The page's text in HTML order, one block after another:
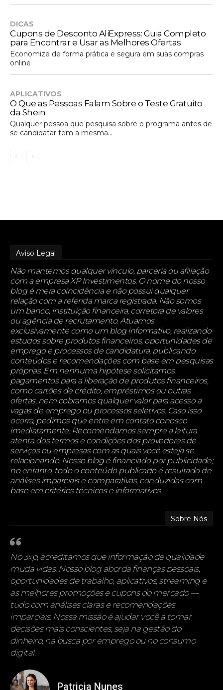
DICAS
Cupons de Desconto AliExpress: Guia Completo
para Encontrar e Usar as Melhores Ofertas
Economize de forma prática e segura em suas compras
online
APLICATIVOS
O Que as Pessoas Falam Sobre o Teste Gratuito
da Shein
Qualquer pessoa que pesquisa sobre o programa antes de
se candidatar tem a mesma...
Aviso Legal
Não mantemos qualquer vínculo, parceria ou afiliação
com a empresa XP Investimentos. O nome do nosso
blog é mera coincidência e não possui qualquer
relação com a referida marca registrada. Não somos
um banco, instituição financeira, corretora de valores
ou agência de recrutamento. Atuamos
exclusivamente como um blog informativo, realizando
estudos sobre produtos financeiros, oportunidades de
emprego e processos de candidatura, publicando
conteúdos e recomendações com base em pesquisas
próprias. Em nenhuma hipótese solicitamos
pagamentos para a liberação de produtos financeiros,
como cartões de crédito, empréstimos ou outras
ofertas, nem cobramos qualquer valor para acesso a
vagas de emprego ou processos seletivos. Caso isso
ocorra, pedimos que entre em contato conosco
imediatamente. Recomendamos sempre a leitura
atenta dos termos e condições dos provedores de
serviços ou empresas com as quais você esteja se
relacionando. Nosso blog é financiado por publicidade;
no entanto, todo o conteúdo publicado é resultado de
análises imparciais e comparativas, conduzidas com
base em critérios técnicos e informativos.
Sobre Nós
No 3xp, acreditamos que informação de qualidade
muda vidas. Nosso blog aborda finanças pessoais,
oportunidades de trabalho, aplicativos, streaming e
as melhores promoções e cupons do mercado —
tudo com análises claras e recomendações
imparciais. Nossa missão é ajudar você a tomar
decisões mais conscientes, seja na gestão do
dinheiro, na busca por emprego ou no consumo
digital.
Patricia Nunes